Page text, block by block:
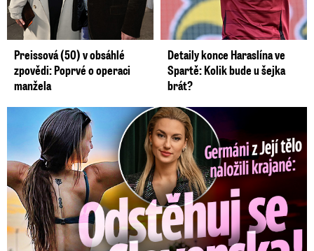
Preissová (50) v obsáhlé
zpovědi: Poprvé o operaci
manžela
Detaily konce Haraslína ve
Spartě: Kolik bude u šejka
brát?
Germáni z Jejího těla: Odstěhuj se, vzkázali jí krajané